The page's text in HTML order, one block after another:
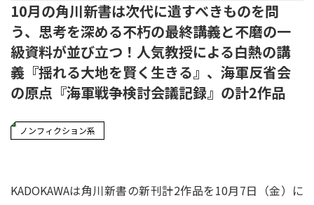
10月の角川新書は次代に遺すべきものを問
う、思考を深める不朽の最終講義と不磨の一
級資料が並び立つ！人気教授による白熱の講
義『揺れる大地を賢く生きる』、海軍反省会
の原点『海軍戦争検討会議記録』の計2作品
ノンフィクション系
KADOKAWAは角川新書の新刊計2作品を10月7日（金）に